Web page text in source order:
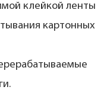
клейкой ленты
картонных